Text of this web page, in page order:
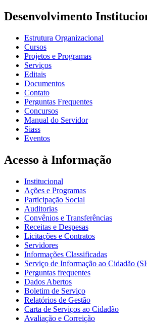
Desenvolvimento
Estrutura Organizacional
Cursos
Projetos e Programas
Serviços
Editais
Documentos
Contato
Perguntas Frequentes
Concursos
Manual do Servidor
Siass
Eventos
Acesso à Informação
Institucional
Ações e Programas
Participação Social
Auditorias
Convênios e Transferências
Receitas e Despesas
Licitações e Contratos
Servidores
Informações Classificadas
Serviço de Informação ao Cidadão
Perguntas frequentes
Dados Abertos
Boletim de Serviço
Relatórios de Gestão
Carta de Serviços ao Cidadão
Avaliação e Correição